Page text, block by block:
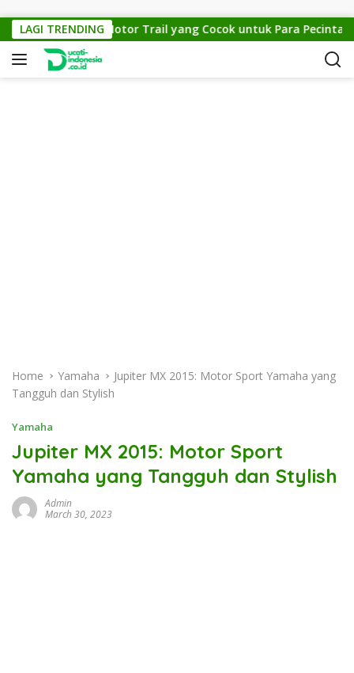
LAGI TRENDING
Cross 150: Motor Trail yang Cocok untuk Para Pecinta Off-
Home Yamaha
Jupiter MX 2015: Motor Sport Yamaha yang
Tangguh dan Stylish
Yamaha
Jupiter MX 2015: Motor Sport
Yamaha yang Tangguh dan Stylish
Admin
March 30, 2023